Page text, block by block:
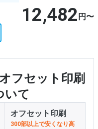
）
12,482 円〜
フセット印刷
いて
オフセット印刷
300部以上で安くなり高